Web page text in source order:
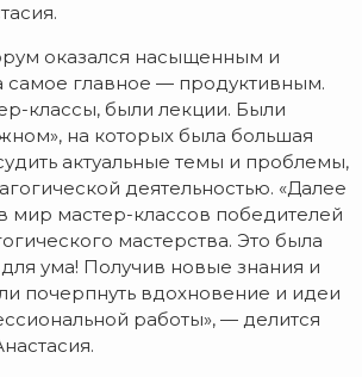
оказался насыщенным и
самое главное — продуктивным.
классы, были лекции. Были
на которых была большая
актуальные темы и проблемы,
деятельностью. «Далее
мир мастер-классов победителей
мастерства. Это была
ума! Получив новые знания и
почерпнуть вдохновение и идеи
работы», — делится